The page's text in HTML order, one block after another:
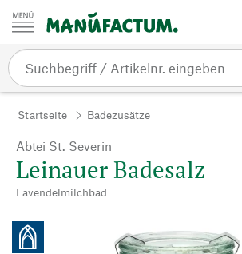
Zum Inhalt springen
Startseite Badezusätze
Abtei St. Severin
Leinauer Badesalz
Lavendelmilchbad